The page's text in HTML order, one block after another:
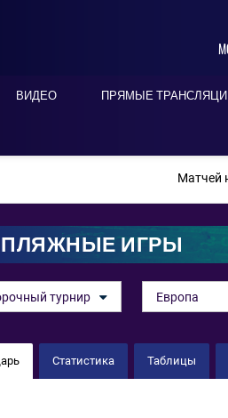
ВИДЕО ПРЯМЫЕ
Матчей
ИГРЫ
турнир Европа
Статистика Таблицы